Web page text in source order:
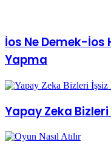
İos Ne Demek-İos
Yapma
Yapay Zeka